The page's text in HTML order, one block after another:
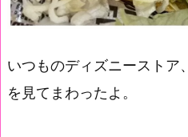
いつものディズニーストア
を見てまわったよ。